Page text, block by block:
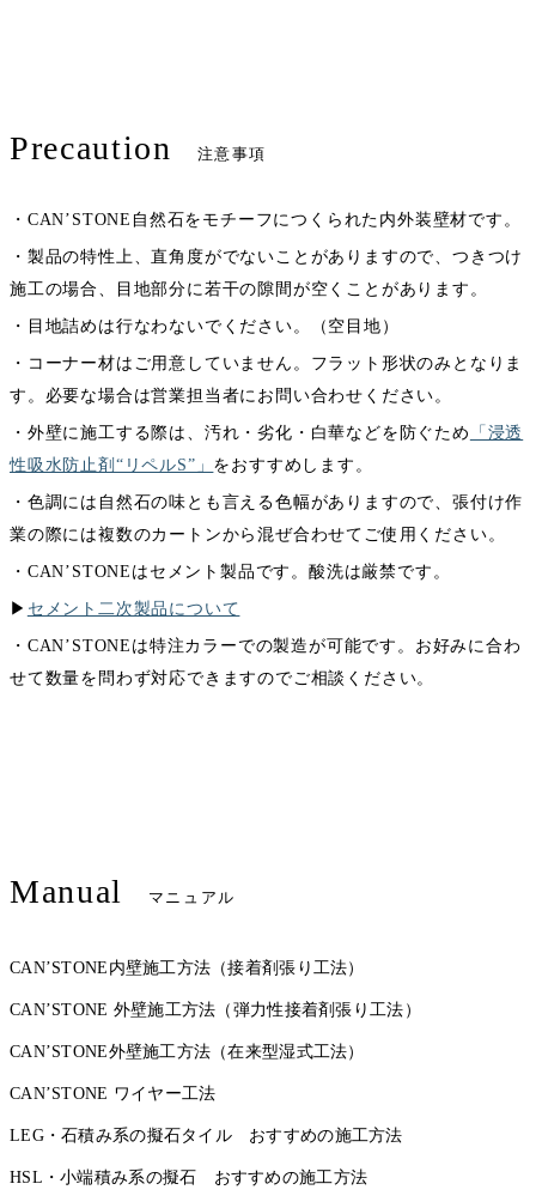
Precaution 注意事項
・CAN’STONE自然石をモチーフにつくられた内外装壁材です。
・製品の特性上、直角度がでないことがありますので、つきつけ
施工の場合、目地部分に若干の隙間が空くことがあります。
・目地詰めは行なわないでください。（空目地）
・コーナー材はご用意していません。フラット形状のみとなりま
す。必要な場合は営業担当者にお問い合わせください。
・外壁に施工する際は、汚れ・劣化・白華などを防ぐため
「浸透
性吸水防止剤“リペルS”」 をおすすめします。
・色調には自然石の味とも言える色幅がありますので、張付け作
業の際には複数のカートンから混ぜ合わせてご使用ください。
・CAN’STONEはセメント製品です。酸洗は厳禁です。
▶︎ セメント二次製品について
・CAN’STONEは特注カラーでの製造が可能です。お好みに合わ
せて数量を問わず対応できますのでご相談ください。
Manual マニュアル
CAN’STONE内壁施工方法（接着剤張り工法）
CAN’STONE 外壁施工方法（弾力性接着剤張り工法）
CAN’STONE外壁施工方法（在来型湿式工法）
CAN’STONE ワイヤー工法
LEG・石積み系の擬石タイル おすすめの施工方法
HSL・小端積み系の擬石 おすすめの施工方法